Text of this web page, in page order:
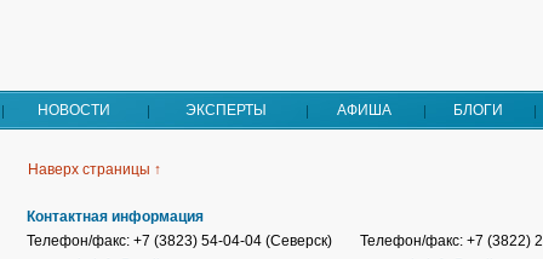
НОВОСТИ ЭКСПЕРТЫ АФИША БЛОГИ
Наверх страницы ↑
Контактная информация
Телефон/факс: +7 (3823) 54-04-04 (Северск)
Телефон/факс: +7 (3822)